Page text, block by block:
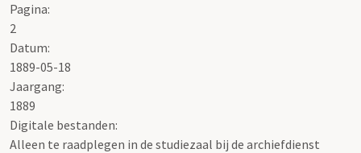
Pagina:
2
Datum:
1889-05-18
Jaargang:
1889
Digitale bestanden:
Alleen te raadplegen in de studiezaal bij de archiefdienst